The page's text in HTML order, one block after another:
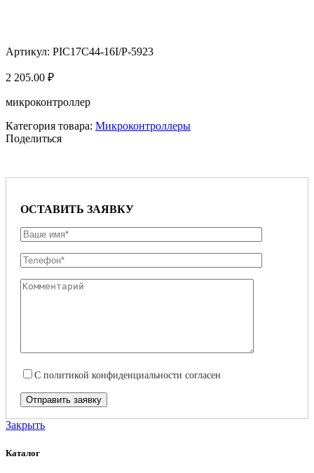
Артикул: PIC17C44-16I/P-5923
2 205.00 ₽
микроконтроллер
Категория товара: Микроконтроллеры
Поделиться
ОСТАВИТЬ ЗАЯВКУ
С политикой конфиденциальности согласен
Закрыть
Каталог